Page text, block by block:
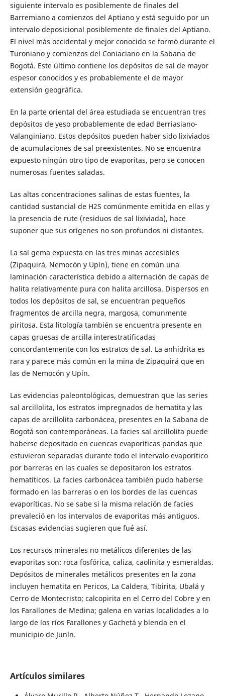
siguiente intervalo es posiblemente de finales del
Barremiano a comienzos del Aptiano y está seguido por un
intervalo deposicional posiblemente de finales del Aptiano.
El nivel más occidental y mejor conocido se formó durante el
Turoniano y comienzos del Coniaciano en la Sabana de
Bogotá. Este último contiene los depósitos de sal de mayor
espesor conocidos y es probablemente el de mayor
extensión geográfica.
En la parte oriental del área estudiada se encuentran tres
depósitos de yeso probablemente de edad Berriasiano-
Valanginiano. Estos depósitos pueden haber sido lixiviados
de acumulaciones de sal preexistentes. No se encuentra
expuesto ningún otro tipo de evaporitas, pero se conocen
numerosas fuentes saladas.
Las altas concentraciones salinas de estas fuentes, la
cantidad sustancial de H2S comúnmente emitida en ellas y
la presencia de rute (residuos de sal lixiviada), hace
suponer que sus orígenes no son profundos ni distantes.
La sal gema expuesta en las tres minas accesibles
(Zipaquirá, Nemocón y Upín), tiene en común una
laminación característica debido a alternación de capas de
halita relativamente pura con halita arcillosa. Dispersos en
todos los depósitos de sal, se encuentran pequeños
fragmentos de arcilla negra, margosa, comunmente
piritosa. Esta litología también se encuentra presente en
capas gruesas de arcilla interestratificadas
concordantemente con los estratos de sal. La anhidrita es
rara y parece más común en la mina de Zipaquirá que en
las de Nemocón y Upín.
Las evidencias paleontológicas, demuestran que las series
sal arcillolita, los estratos impregnados de hematita y las
capas de arcillolita carbonácea, presentes en la Sabana de
Bogotá son contemporáneas. La facies sal arcillolita puede
haberse depositado en cuencas evaporíticas pandas que
estuvieron separadas durante todo el intervalo evaporítico
por barreras en las cuales se depositaron los estratos
hematíticos. La facies carbonácea también pudo haberse
formado en las barreras o en los bordes de las cuencas
evaporíticas. No se sabe si la misma relación de facies
prevaleció en los intervalos de evaporitas más antiguos.
Escasas evidencias sugieren que fué así.
Los recursos minerales no metálicos diferentes de las
evaporitas son: roca fosfórica, caliza, caolinita y esmeraldas.
Depósitos de minerales metálicos presentes en la zona
incluyen hematita en Pericos, La Caldera, Tibirita, Ubalá y
Cerro de Montecristo; calcopirita en el Cerro del Cobre y en
los Farallones de Medina; galena en varias localidades a lo
largo de los ríos Farallones y Gachetá y blenda en el
municipio de Junín.
Artículos similares